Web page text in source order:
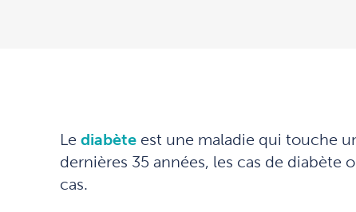
Le diabèteest une maladie qui touche
dernières 35 années, les cas de
cas.